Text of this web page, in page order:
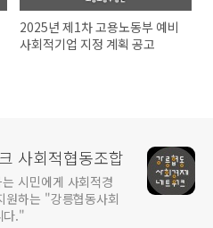
2025년 제1차 고용노동부 예비
사회적기업 지정 계획 공고
사회적협동조합
시민에게 사회적경
원하는 "강릉협동사회
다."